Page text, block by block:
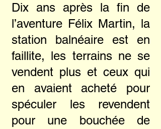
Dix ans après la fin de
l’aventure Félix Martin, la
station balnéaire est en
faillite, les terrains ne se
vendent plus et ceux qui
en avaient acheté pour
spéculer les revendent
pour une bouchée de